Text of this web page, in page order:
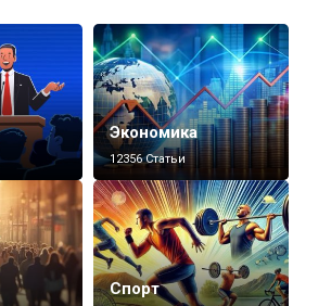
Экономика
12356 Статьи
Спорт